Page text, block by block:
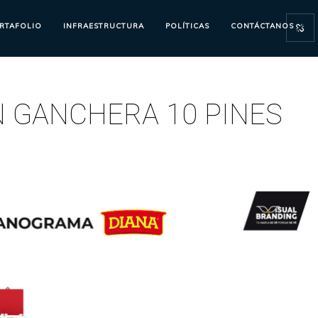
INFRAESTRUCTURA POLÍTICAS CONTÁCTANOS
GANCHERA 10 PINES